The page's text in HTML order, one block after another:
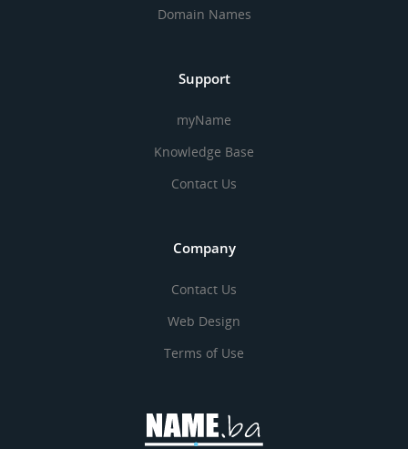
Domain Names
Support
myName
Knowledge Base
Contact Us
Company
Contact Us
Web Design
Terms of Use